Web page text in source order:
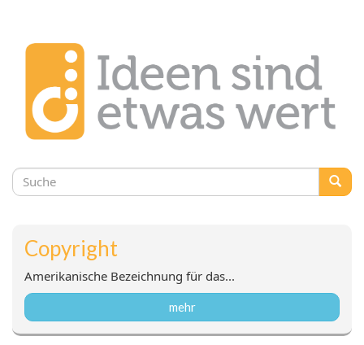
Suchformular
Copyright
Amerikanische Bezeichnung für das...
mehr